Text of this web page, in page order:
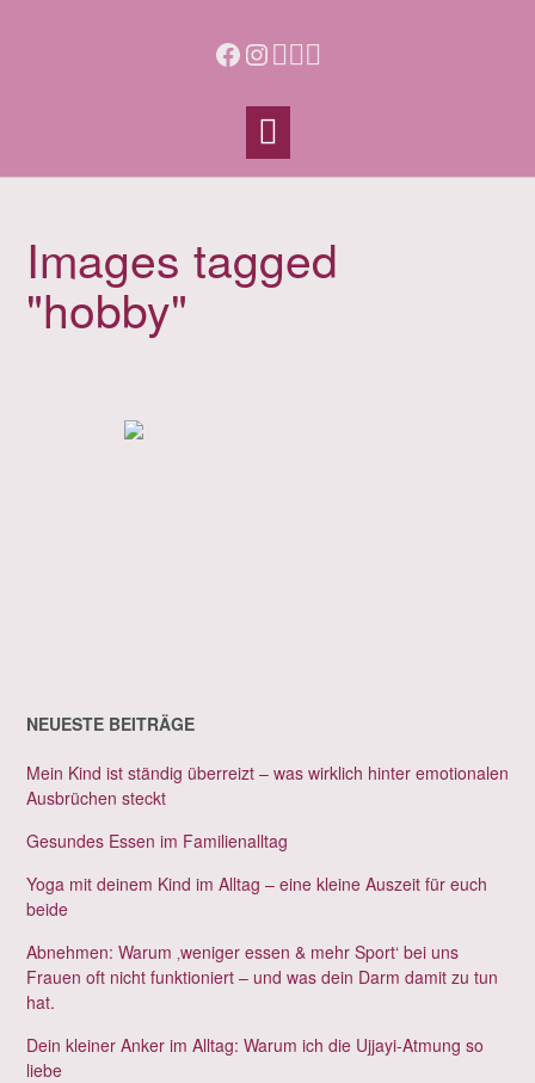
Facebook
Instagram
Images tagged
"hobby"
NEUESTE BEITRÄGE
Mein Kind ist ständig überreizt – was wirklich hinter emotionalen
Ausbrüchen steckt
Gesundes Essen im Familienalltag
Yoga mit deinem Kind im Alltag – eine kleine Auszeit für euch
beide
Abnehmen: Warum ‚weniger essen & mehr Sport‘ bei uns
Frauen oft nicht funktioniert – und was dein Darm damit zu tun
hat.
Dein kleiner Anker im Alltag: Warum ich die Ujjayi-Atmung so
liebe